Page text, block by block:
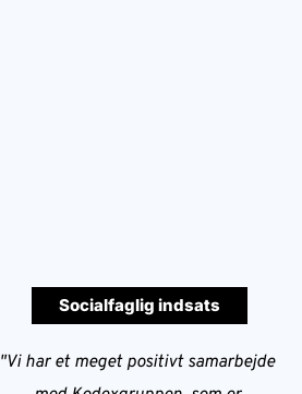
Socialfaglig indsats
"Vi har et meget positivt samarbejde